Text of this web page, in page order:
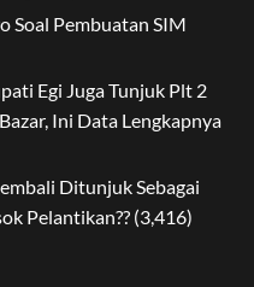
Soal Pembuatan SIM
Egi Juga Tunjuk Plt 2
Ini Data Lengkapnya
Ditunjuk Sebagai
Pelantikan?? (3,416)